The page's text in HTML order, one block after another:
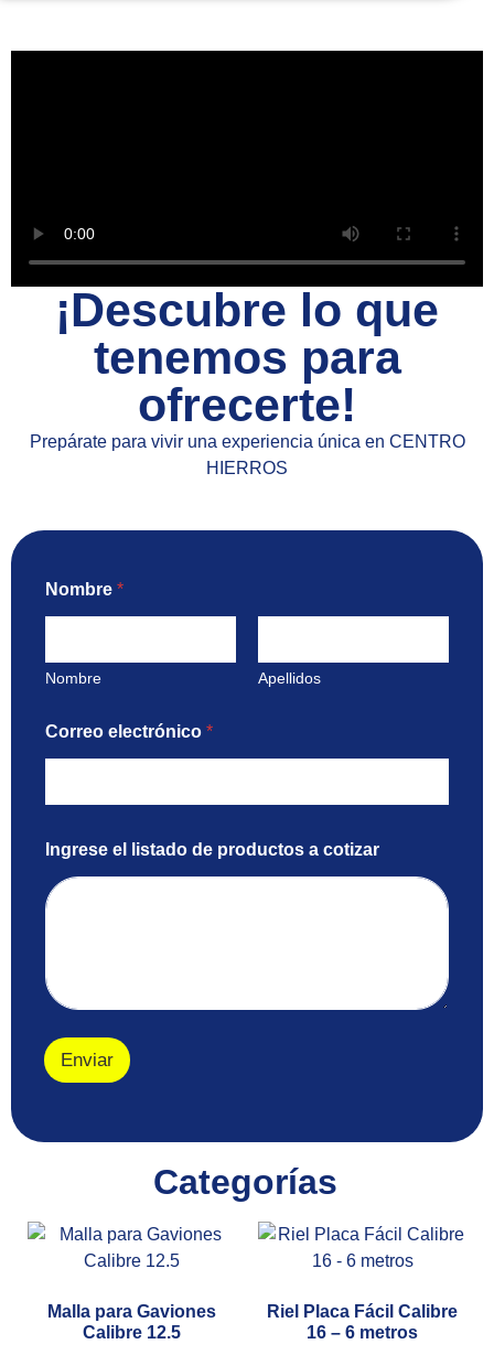
¡Descubre lo que
tenemos para
ofrecerte!
Prepárate para vivir una experiencia única en CENTRO
HIERROS
Nombre *
Nombre Apellidos
Correo electrónico *
e
i
d
o
o
r
Ingrese el listado de productos a cotizar
Enviar
Categorías
Malla para Gaviones
Calibre 12.5
Riel Placa Fácil Calibre
16 – 6 metros